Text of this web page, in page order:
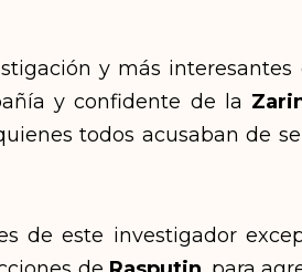
y más
y confidente de la
todos acusaban de
de este investigador